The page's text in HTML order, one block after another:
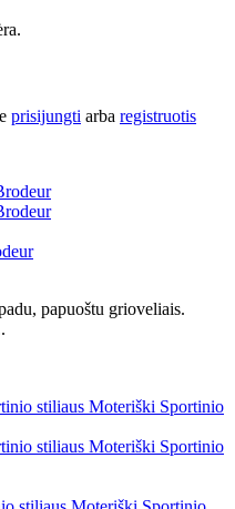
prisijungti arba registruotis
papuoštu grioveliais.